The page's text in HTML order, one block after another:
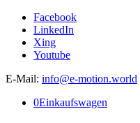
Facebook
LinkedIn
Xing
Youtube
E-Mail: info@e-motion.world
0Einkaufswagen